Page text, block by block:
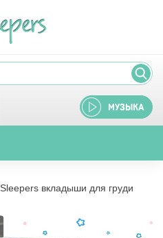
МУЗЫКА
Sleepers вкладыши для груди